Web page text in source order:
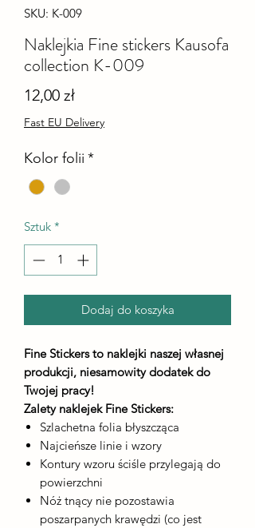
SKU: K-009
Naklejkia Fine stiсkers Kausofa
collection K-009
12,00 złCena
Fast EU Delivery
Kolor folii *
Sztuk *
Dodaj do koszyka
Fine Stickers to naklejki naszej własnej
produkcji, niesamowity dodatek do
Twojej pracy!
Zalety naklejek Fine Stickers:
Szlachetna folia błyszcząca
Najcieńsze linie i wzory
Kontury wzoru ściśle przylegają do
powierzchni
Nóż tnący nie pozostawia
poszarpanych krawędzi (co jest